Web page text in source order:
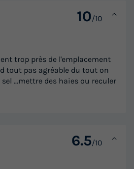
10/10
trop près de l'emplacement
tout pas agréable du tout on
...mettre des haies ou reculer
6.5/10